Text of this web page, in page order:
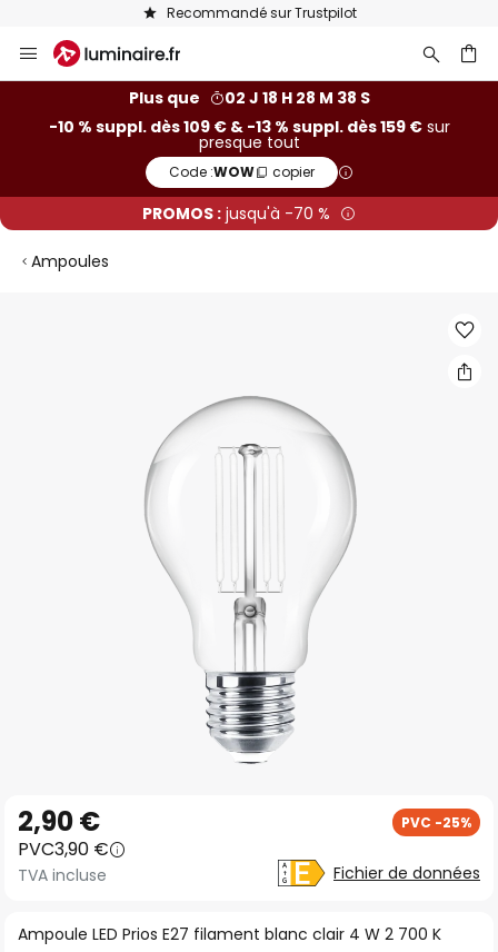
Recommandé sur Trustpilot
Allez
au
Plus que
02 J 18 H 28 M 37 S
-10 % suppl. dès 109 € & -13 % suppl. dès 159 €sur
presque tout
Code :WOW copier
PROMOS : jusqu'à -70 %
Ampoules
to
the
beginning
the
Ampoule LED Prios E27 filament blanc clair 4 W 2 700 K
2,90 € PVC -25%
PVC3,90 €
TVA incluse Fichier de données